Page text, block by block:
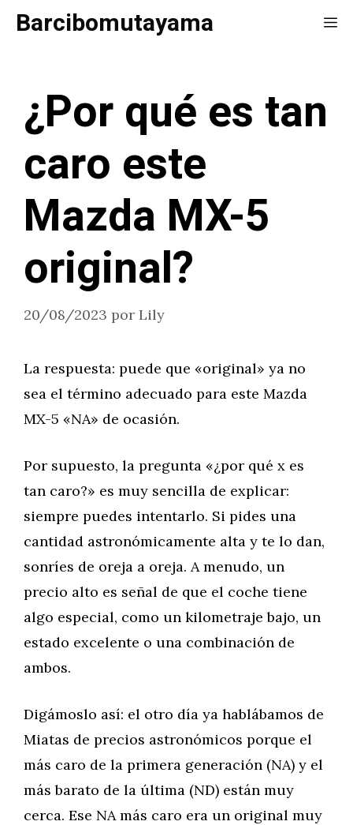
SaltarBarcibomutayama
¿Por qué es tan
caro este
Mazda MX-5
original?
20/08/2023 por Lily
La respuesta: puede que «original» ya no
sea el término adecuado para este Mazda
MX-5 «NA» de ocasión.
Por supuesto, la pregunta «¿por qué x es
tan caro?» es muy sencilla de explicar:
siempre puedes intentarlo. Si pides una
cantidad astronómicamente alta y te lo dan,
sonríes de oreja a oreja. A menudo, un
precio alto es señal de que el coche tiene
algo especial, como un kilometraje bajo, un
estado excelente o una combinación de
ambos.
Digámoslo así: el otro día ya hablábamos de
Miatas de precios astronómicos porque el
más caro de la primera generación (NA) y el
más barato de la última (ND) están muy
cerca. Ese NA más caro era un original muy